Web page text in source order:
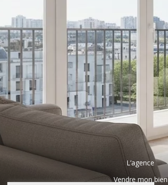
L’agence
Vendre mon bien